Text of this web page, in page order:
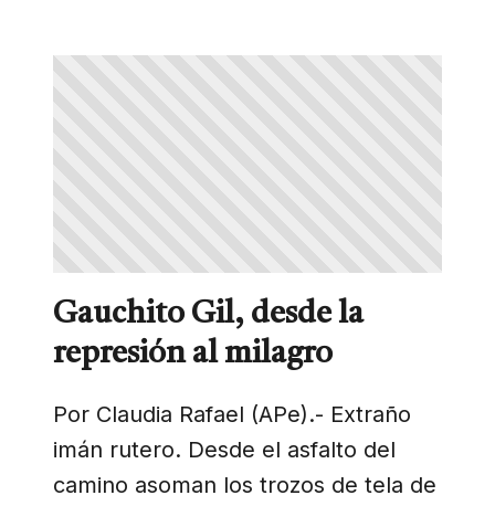
Gauchito Gil, desde la
represión al milagro
Por Claudia Rafael (APe).- Extraño
imán rutero. Desde el asfalto del
camino asoman los trozos de tela de